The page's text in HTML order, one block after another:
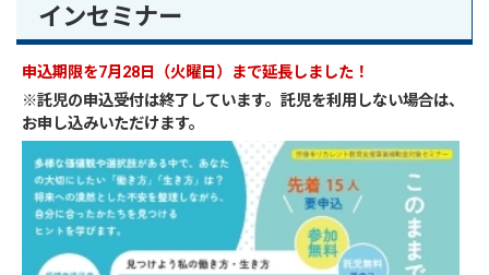
インセミナー
申込期限を7月28日（火曜日）まで延長しました！
※託児の申込受付は終了しています。託児を利用しない場合は、
お申し込みいただけます。